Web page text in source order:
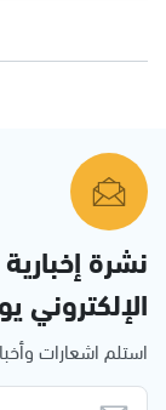
نشرة
الإلكتروني
استلم اشعارات